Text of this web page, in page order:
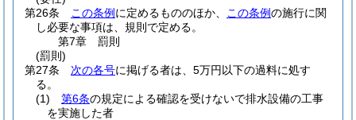
第26条
この条例 に定めるもののほか、 この条例の施行に関
し必要な事項は、規則で定める。
第7章
罰則
(罰則)
第27条
次の各号に掲げる者は、5万円以下の過料に処す
る。
(1)
第6条の規定による確認を受けないで排水設備の工事
を実施した者